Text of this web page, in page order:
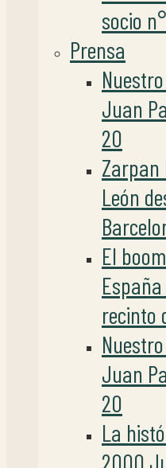
socio
Prensa
Juan
20
Zarpan
León
El
recinto
Juan
20
La
2000